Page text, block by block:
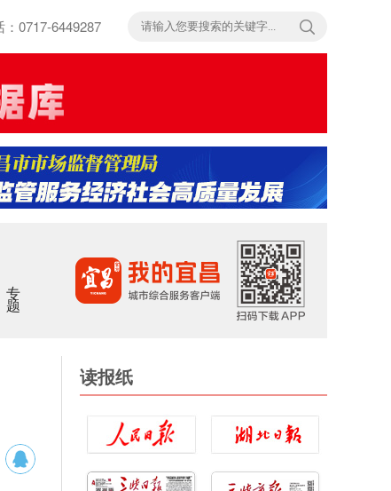
0717-6449287
专题
读报纸